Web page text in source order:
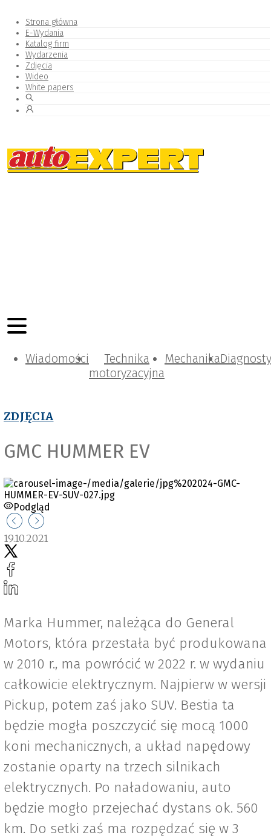
Strona główna
E-Wydania
Katalog firm
Wydarzenia
Zdjęcia
Wideo
White papers
Wiadomości
Technika
motoryzacyjna
Mechanika
ZDJĘCIA
GMC HUMMER EV
Podgląd
19.10.2021
Marka Hummer, należąca do General
Motors, która przestała być produkowana
w 2010 r., ma powrócić w 2022 r. w wydaniu
całkowicie elektrycznym. Najpierw w wersji
Pickup, potem zaś jako SUV. Bestia ta
będzie mogła poszczycić się mocą 1000
koni mechanicznych, a układ napędowy
zostanie oparty na trzech silnikach
elektrycznych. Po naładowaniu, auto
będzie mogło przejechać dystans ok. 560
km. Do setki zaś ma rozpędzać się w 3